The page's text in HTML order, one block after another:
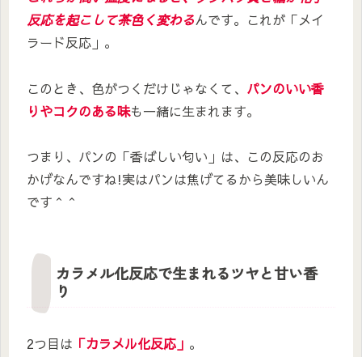
反応を起こして茶色く変わるんです。これが「メイ
ラード反応」。
このとき、色がつくだけじゃなくて、 パンのいい香
りやコクのある味も一緒に生まれます。
つまり、パンの「香ばしい匂い」は、この反応のお
かげなんですね!実はパンは焦げてるから美味しいん
です＾＾
カラメル化反応で生まれるツヤと甘い香
り
2つ目は 「カラメル化反応 」 。